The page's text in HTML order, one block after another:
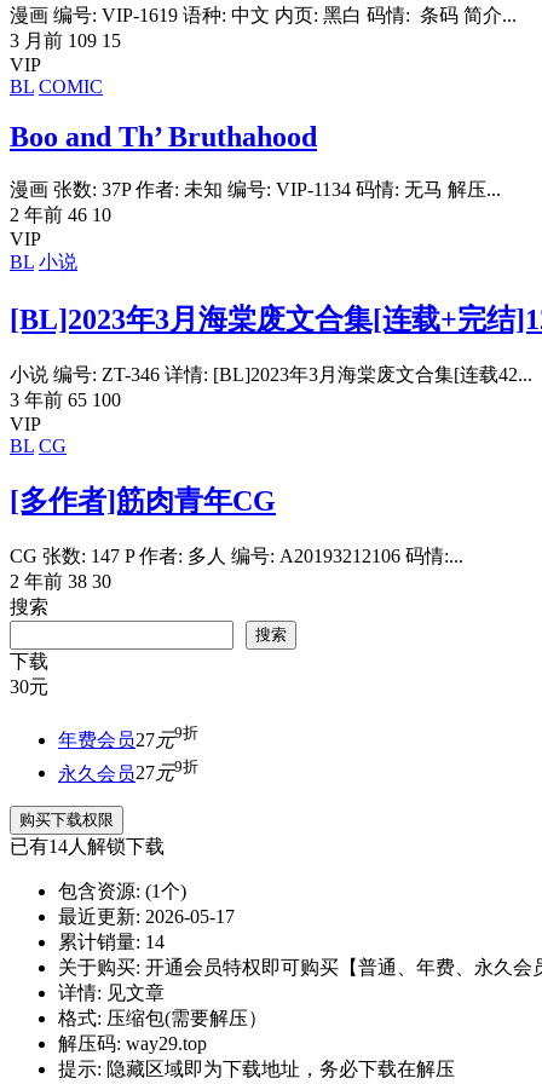
漫画 编号: VIP-1619 语种: 中文 内页: 黑白 码情: 条码 简介...
3 月前 109 15
VIP
BL COMIC
Boo and Th’ Bruthahood
漫画 张数: 37P 作者: 未知 编号: VIP-1134 码情: 无马 解压...
2 年前 46 10
VIP
BL 小说
[BL]2023年3月海棠废文合集[连载+完结
小说 编号: ZT-346 详情: [BL]2023年3月海棠废文合集[连载42...
3 年前 65 100
VIP
BL CG
[多作者]筋肉青年CG
CG 张数: 147 P 作者: 多人 编号: A20193212106 码情:...
2 年前 38 30
搜索
搜索
下载
30元
年费会员27元9折
永久会员27元9折
购买下载权限
已有14人解锁下载
包含资源: (1个)
最近更新: 2026-05-17
累计销量: 14
关于购买: 开通会员特权即可购买【普通、年费、永久会
详情: 见文章
格式: 压缩包(需要解压）
解压码: way29.top
提示: 隐藏区域即为下载地址，务必下载在解压